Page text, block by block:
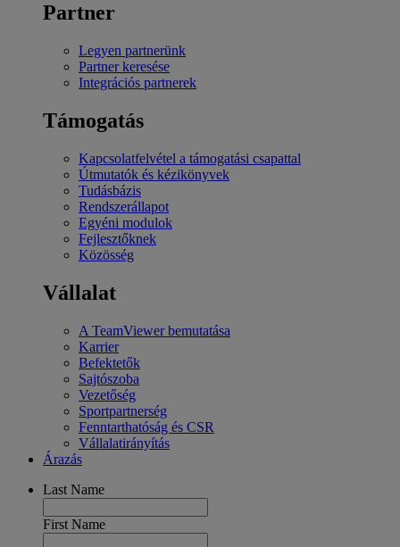
Partner
Legyen partnerünk
Partner keresése
Integrációs partnerek
Támogatás
Kapcsolatfelvétel a támogatási csapattal
Útmutatók és kézikönyvek
Tudásbázis
Rendszerállapot
Egyéni modulok
Fejlesztőknek
Közösség
Vállalat
A TeamViewer bemutatása
Karrier
Befektetők
Sajtószoba
Vezetőség
Sportpartnerség
Fenntarthatóság és CSR
Vállalatirányítás
Árazás
Last Name
First Name